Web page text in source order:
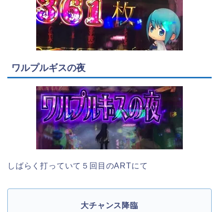
ワルプルギスの夜
しばらく打っていて５回目のARTにて
大チャンス降臨